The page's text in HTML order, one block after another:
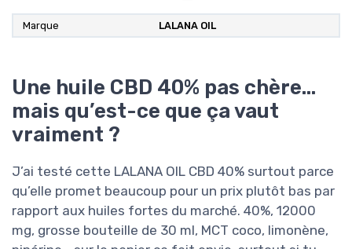
Marque ‎LALANA OIL
Une huile CBD 40% pas chère…
mais qu’est-ce que ça vaut
vraiment ?
J’ai testé cette LALANA OIL CBD 40% surtout parce
qu’elle promet beaucoup pour un prix plutôt bas par
rapport aux huiles fortes du marché. 40%, 12000
mg, grosse bouteille de 30 ml, MCT coco, limonène,